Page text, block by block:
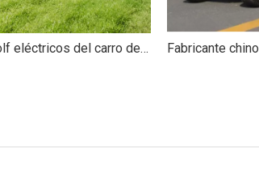
Carros de golf eléctricos del carro de golf de la persona del ODM del OEM 6 - EG2048KSZ